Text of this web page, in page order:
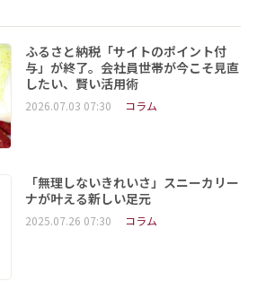
ふるさと納税「サイトのポイント付
与」が終了。会社員世帯が今こそ見直
したい、賢い活用術
2026.07.03 07:30 コラム
「無理しないきれいさ」スニーカリー
ナが叶える新しい足元
2025.07.26 07:30 コラム